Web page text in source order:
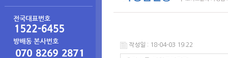
작성일 : 18-04-03 19:22